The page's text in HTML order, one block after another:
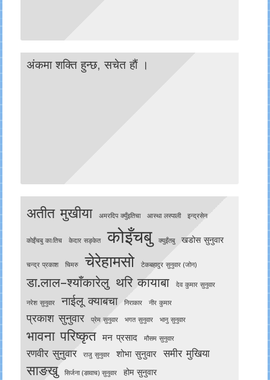
अंकमा शक्ति हुन्छ, सचेत हाैं ।
अतीत मुखीया अमरदिप क्युँइतिचा आस्था लस्पाली इन्द्रसेन
काेइँचबु काःतिच केदार सङ्केत कोइँचबु क्युइँतबु खडोस सुनुवार
चन्द्र प्रकाश चिमरु चेरेहामसो टेकबहादुर सुनुवार (जोन)
डा.लाल–श्याँकारेलु थरि कायाबा देव कुमार सुनुवार
नरेश सुनुवार नाईलू क्याबचा निराकार नीर कुमार
प्रकाश सुनुवार प्रेम सुनुवार भगत सुनुवार भानु सुनुवार
भावना परिष्कृत मन प्रसाद मौसम सुनुवार
रणवीर सुनुवार राजु सुनुवार शोभा सुनुवार समीर मुखिया
साङखु सिर्जना (ङावाच) सुनुवार होम सुनुवार